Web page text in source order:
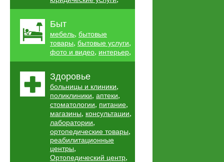
Быт
мебель, бытовые
товары, бытовые услуги,
фото и видео, интерьер,
Здоровье
больницы и клиники,
поликлиники, аптеки,
стоматологии, питание,
магазины, консультации,
лаборатории,
ортопедические товары,
реабилитационные
центры,
Ортопедический центр,